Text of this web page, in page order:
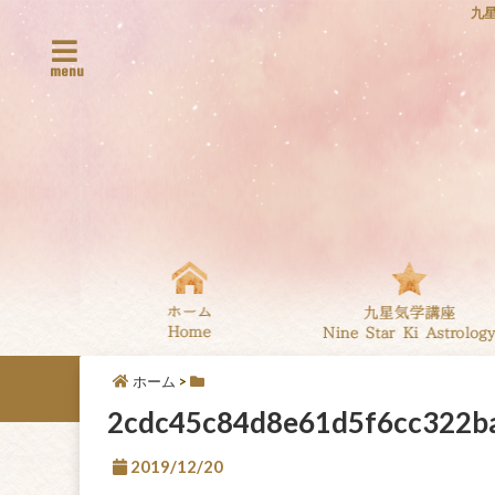
九
menu
ホーム >
2019/12/20